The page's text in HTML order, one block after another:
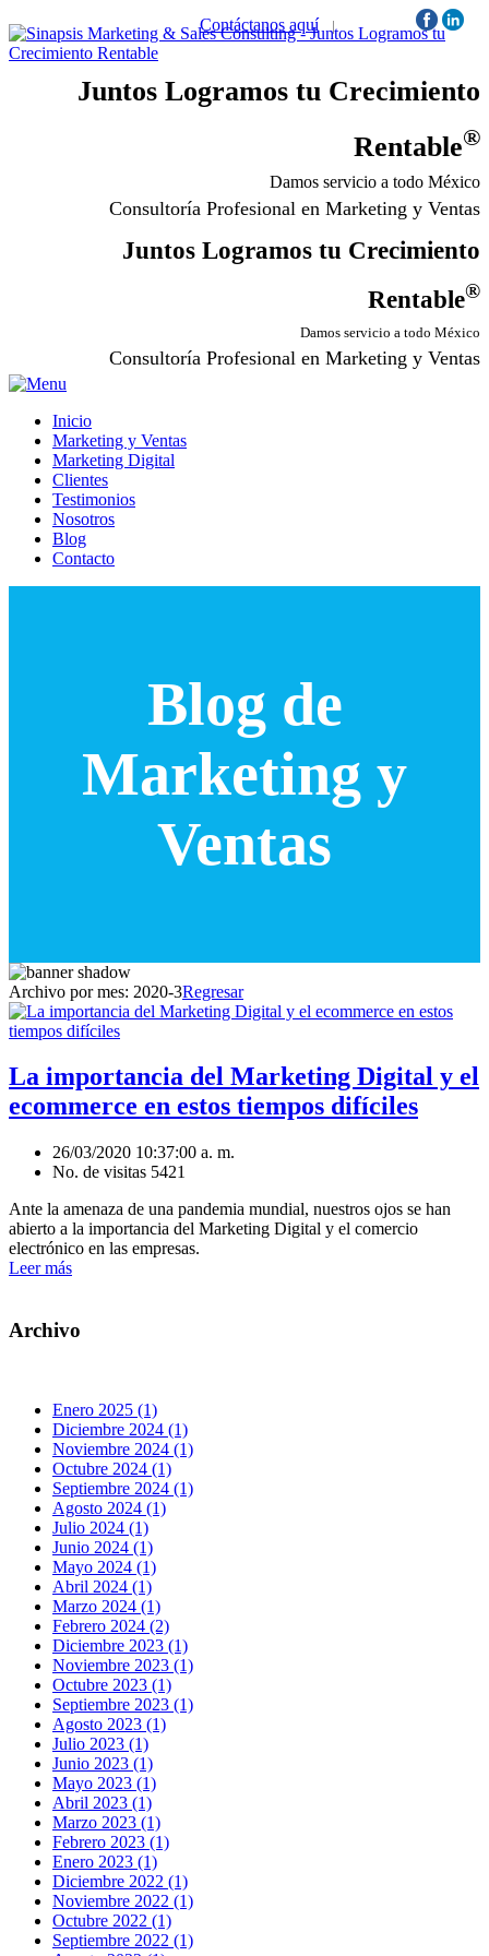
Contáctanos aquí | Síguenos:
Juntos Logramos tu Crecimiento
Rentable®
Damos servicio a todo México
Consultoría Profesional en Marketing y Ventas
Juntos Logramos tu Crecimiento
Rentable®
Damos servicio a todo México
Consultoría Profesional en Marketing y Ventas
Inicio
Marketing y Ventas
Marketing Digital
Clientes
Testimonios
Nosotros
Blog
Contacto
Blog de
Marketing y
Ventas
Archivo por mes: 2020-3Regresar
La importancia del Marketing Digital y el
ecommerce en estos tiempos difíciles
26/03/2020 10:37:00 a. m.
No. de visitas 5421
Ante la amenaza de una pandemia mundial, nuestros ojos se han
abierto a la importancia del Marketing Digital y el comercio
electrónico en las empresas.
Leer más
Archivo
Enero 2025 (1)
Diciembre 2024 (1)
Noviembre 2024 (1)
Octubre 2024 (1)
Septiembre 2024 (1)
Agosto 2024 (1)
Julio 2024 (1)
Junio 2024 (1)
Mayo 2024 (1)
Abril 2024 (1)
Marzo 2024 (1)
Febrero 2024 (2)
Diciembre 2023 (1)
Noviembre 2023 (1)
Octubre 2023 (1)
Septiembre 2023 (1)
Agosto 2023 (1)
Julio 2023 (1)
Junio 2023 (1)
Mayo 2023 (1)
Abril 2023 (1)
Marzo 2023 (1)
Febrero 2023 (1)
Enero 2023 (1)
Diciembre 2022 (1)
Noviembre 2022 (1)
Octubre 2022 (1)
Septiembre 2022 (1)